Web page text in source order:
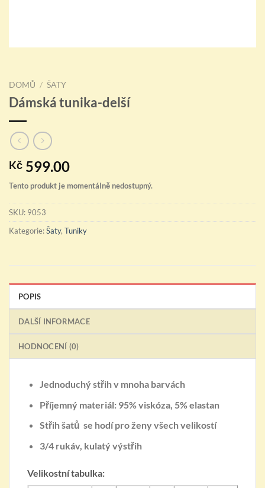
DOMŮ / ŠATY
Dámská tunika-delší
Kč 599.00
Tento produkt je momentálně nedostupný.
SKU: 9053
Kategorie:Šaty, Tuniky
POPIS
DALŠÍ INFORMACE
HODNOCENÍ (0)
Jednoduchý střih v mnoha barvách
Příjemný materiál: 95% viskóza, 5% elastan
Střih šatů se hodí pro ženy všech velikostí
3/4 rukáv, kulatý výstřih
Velikostní tabulka: